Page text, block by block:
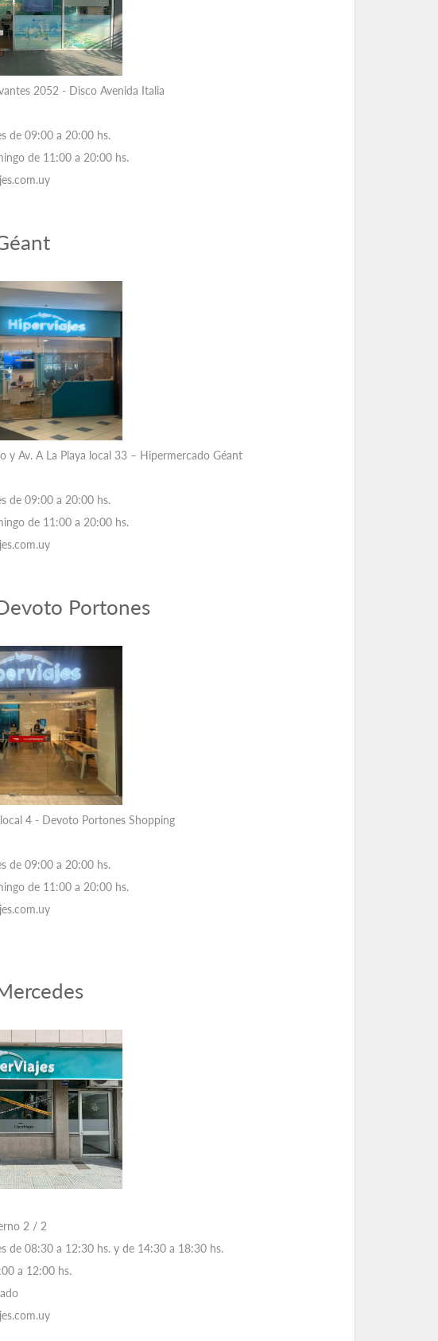
2052 - Disco Avenida Italia
de 09:00 a 20:00 hs.
de 11:00 a 20:00 hs.
y Av. A La Playa local 33 – Hipermercado Géant
de 09:00 a 20:00 hs.
de 11:00 a 20:00 hs.
Portones
4 - Devoto Portones Shopping
de 09:00 a 20:00 hs.
de 11:00 a 20:00 hs.
2 / 2
de 08:30 a 12:30 hs. y de 14:30 a 18:30 hs.
a 12:00 hs.